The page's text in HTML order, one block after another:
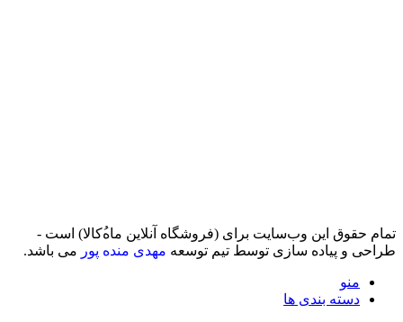
تمام حقوق اين وب‌سايت برای (فروشگاه آنلاین ماه‌‌‌‌‌‌ُکالا) است -
طراحی و پیاده سازی توسط تیم توسعه مهدی منده پور می باشد.
منو
دسته بندی ها